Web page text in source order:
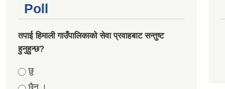
Poll
तपाई हिमाली गाउँपालिकाको सेवा प्रवाहबाट सन्तुष्ट
हुनुहुन्छ?
Choices
छु
छैन ।